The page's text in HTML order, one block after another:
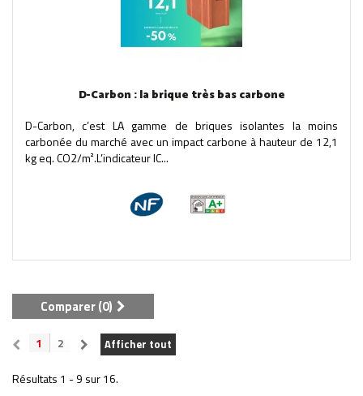
D-Carbon : la brique très bas carbone
D-Carbon, c’est LA gamme de briques isolantes la moins
carbonée du marché avec un impact carbone à hauteur de 12,1
kg eq. CO2/m².L’indicateur IC...
Comparer (0)
Afficher tout
1 2
Résultats 1 - 9 sur 16.